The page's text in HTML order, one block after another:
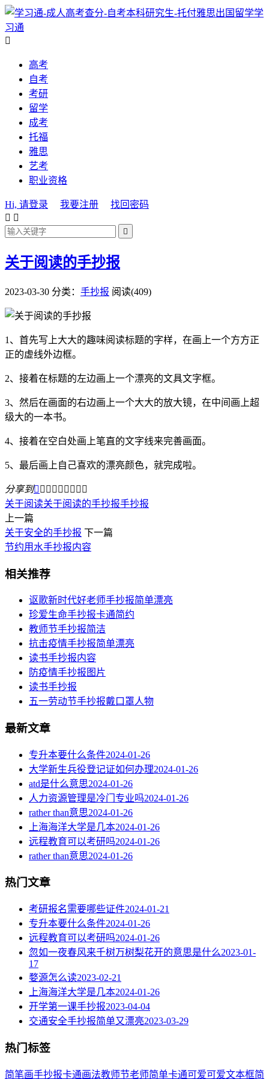
学
习通

高考
自考
考研
留学
成考
托福
雅思
艺考
职业资格
Hi, 请登录 我要注册
找回密码
 

关于阅读的手抄报
2023-03-30 分类： 手抄报 阅读(409)
1、首先写上大大的趣味阅读标题的字样，在画上一个方方正
正的虚线外边框。
2、接着在标题的左边画上一个漂亮的文具文字框。
3、然后在画面的右边画上一个大大的放大镜，在中间画上超
级大的一本书。
4、接着在空白处画上笔直的文字线来完善画面。
5、最后画上自己喜欢的漂亮颜色，就完成啦。
分享到        
关于阅读关于阅读的手抄报手抄报
上一篇
关于安全的手抄报 下一篇
节约用水手抄报内容
相关推荐
讴歌新时代好老师手抄报简单漂亮
珍爱生命手抄报卡通简约
教师节手抄报简洁
抗击疫情手抄报简单漂亮
读书手抄报内容
​防疫情手抄报图片
读书手抄报
五一劳动节手抄报戴口罩人物
最新文章
专升本要什么条件2024-01-26
大学新生兵役登记证如何办理2024-01-26
atd是什么意思2024-01-26
人力资源管理是冷门专业吗2024-01-26
rather than意思2024-01-26
上海海洋大学是几本2024-01-26
远程教育可以考研吗2024-01-26
rather than意思2024-01-26
热门文章
考研报名需要哪些证件2024-01-21
专升本要什么条件2024-01-26
远程教育可以考研吗2024-01-26
忽如一夜春风来千树万树梨花开的意思是什么2023-01-
17
婺源怎么读2023-02-21
上海海洋大学是几本2024-01-26
开学第一课手抄报2023-04-04
交通安全手抄报简单又漂亮2023-03-29
热门标签
简笔画手抄报卡通画法教师节老师简单卡通可爱可爱文本框简